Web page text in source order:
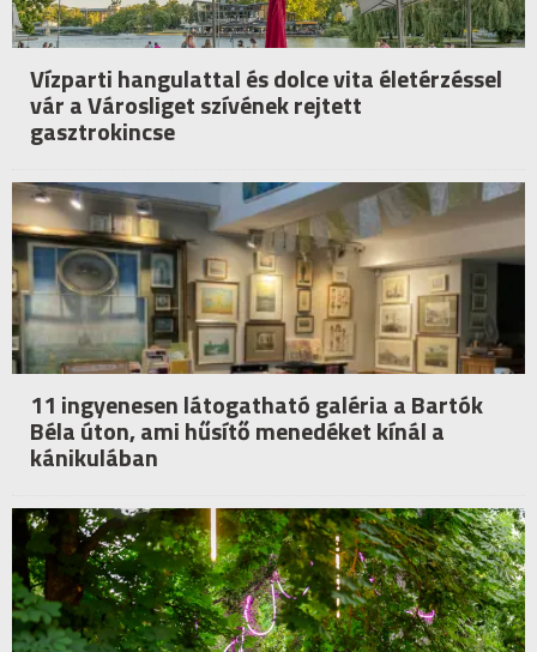
Vízparti hangulattal és dolce vita életérzéssel
vár a Városliget szívének rejtett
gasztrokincse
11 ingyenesen látogatható galéria a Bartók
Béla úton, ami hűsítő menedéket kínál a
kánikulában